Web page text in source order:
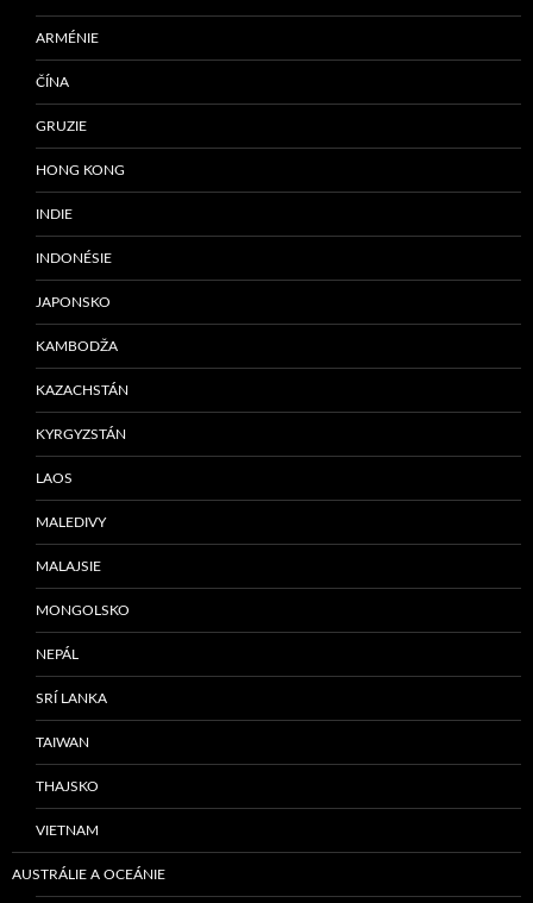
ARMÉNIE
ČÍNA
GRUZIE
HONG KONG
INDIE
INDONÉSIE
JAPONSKO
KAMBODŽA
KAZACHSTÁN
KYRGYZSTÁN
LAOS
MALEDIVY
MALAJSIE
MONGOLSKO
NEPÁL
SRÍ LANKA
TAIWAN
THAJSKO
VIETNAM
AUSTRÁLIE A OCEÁNIE